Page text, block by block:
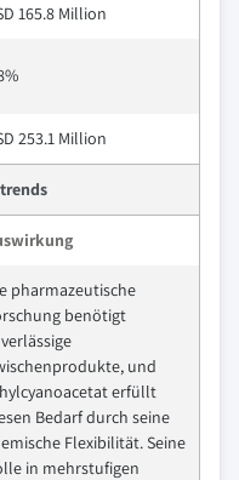
165.8 Million
253.1 Million
pharmazeutische
benötigt
und
erfüllt
Bedarf durch seine
Flexibilität. Seine
in mehrstufigen